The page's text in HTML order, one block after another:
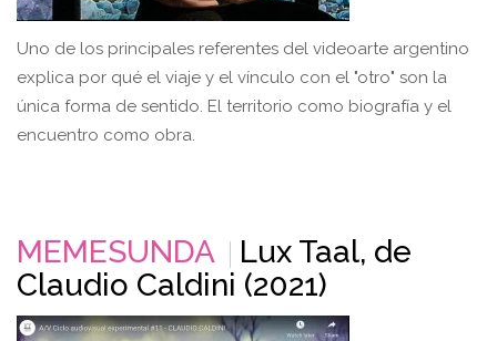
Uno de los principales referentes del videoarte argentino
explica por qué el viaje y el vínculo con el "otro" son la
única forma de sentido. El territorio como biografía y el
encuentro como obra.
MEMESUNDA
Lux Taal, de
Claudio Caldini (2021)